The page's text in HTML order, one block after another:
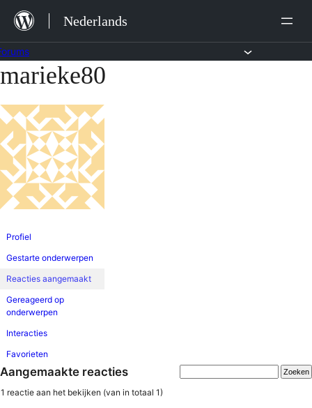
naar
de
inhoud
Nederlands
Ga
de
inhoud
marieke80
Profiel
Gestarte onderwerpen
Reacties aangemaakt
Gereageerd op
onderwerpen
Interacties
Favorieten
Aangemaakte reacties
1 reactie aan het bekijken (van in totaal 1)